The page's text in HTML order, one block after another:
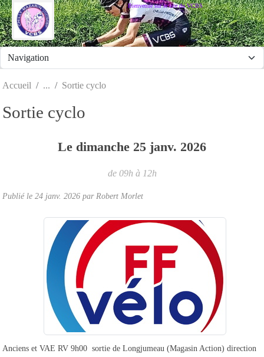
Bienvenue sur le site du VCBS
Accueil Sortie cyclo
Sortie cyclo
Le dimanche 25 janv. 2026
de 09h à 12h
Publié le 24 janv. 2026 par Robert Morlet
Anciens et VAE RV 9h00 sortie de Longjumeau (Magasin Action) direction
Panneau de gestion des cookies